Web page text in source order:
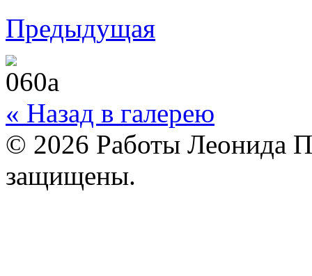
Предыдущая
« Назад в галерею
© 2026 Работы Леонида
защищены.